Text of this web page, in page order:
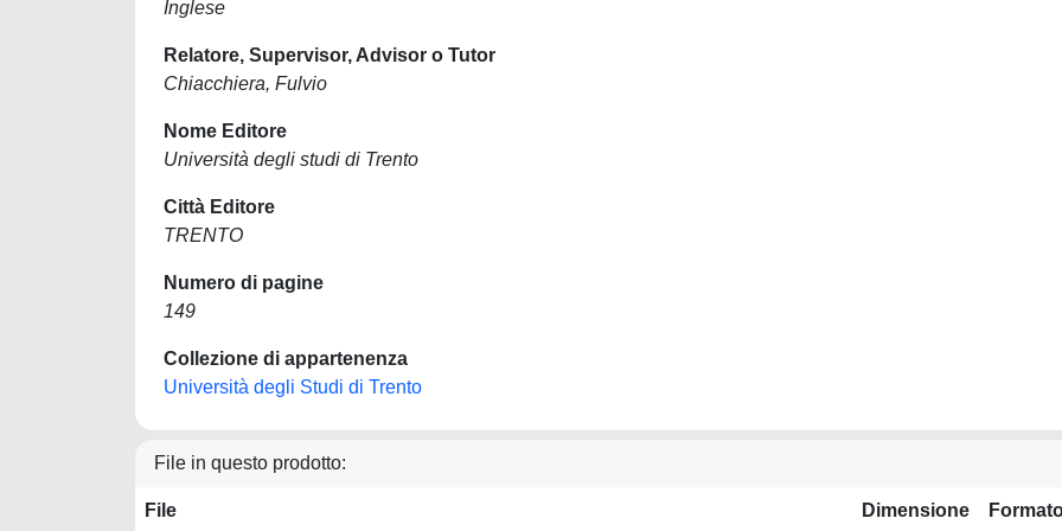
Inglese
Relatore, Supervisor, Advisor o Tutor
Chiacchiera, Fulvio
Nome Editore
Università degli studi di Trento
Città Editore
TRENTO
Numero di pagine
149
Collezione di appartenenza
Università degli Studi di Trento
File in questo prodotto:
File Dimensione